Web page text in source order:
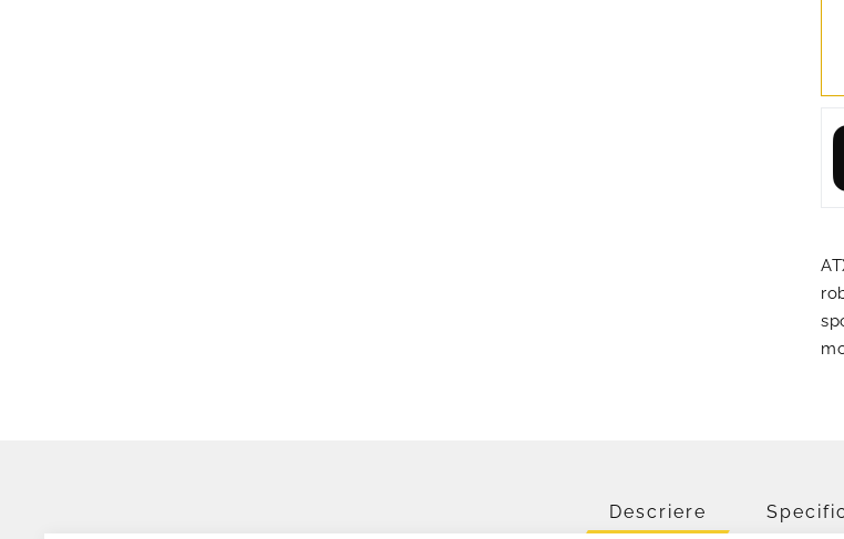
Descriere